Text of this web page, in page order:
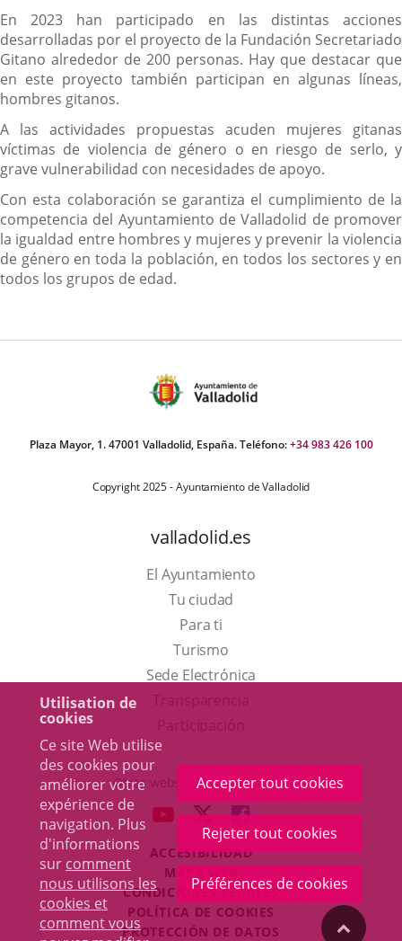
Utilisation de
cookies
Ce site Web utilise
des cookies pour
améliorer votre
expérience de
navigation. Plus
d'informations
sur comment
nous utilisons les
cookies et
comment vous
Accepter tout cookies
Rejeter tout cookies
Préférences de cookies
En 2023 han participado en las distintas acciones
desarrolladas por el proyecto de la Fundación Secretariado
Gitano alrededor de 200 personas. Hay que destacar que
en este proyecto también participan en algunas líneas,
hombres gitanos.
A las actividades propuestas acuden mujeres gitanas
víctimas de violencia de género o en riesgo de serlo, y
grave vulnerabilidad con necesidades de apoyo.
Con esta colaboración se garantiza el cumplimiento de la
competencia del Ayuntamiento de Valladolid de promover
la igualdad entre hombres y mujeres y prevenir la violencia
de género en toda la población, en todos los sectores y en
todos los grupos de edad.
Plaza Mayor, 1. 47001 Valladolid, España. Teléfono:+34 983 426 100
Copyright 2025 - Ayuntamiento de Valladolid
valladolid.es
El Ayuntamiento
Tu ciudad
Para ti
TurismoEste
enlace
una
ventana
nueva.
Sede Electrónica
externa.
Otras webs del ayuntamiento
ENLACE
UNA
APLICACIÓN
EXTERNA.
ENLACE
A
UNA
APLICACIÓN
EXTERNA.
ENLACE
A
UNA
APLICACIÓN
EXTERNA.
ACCESIBILIDAD
MAPA WEB
CONDICIONES LEGALES
POLÍTICA DE COOKIES
PROTECCIÓN DE DATOS
"Volver